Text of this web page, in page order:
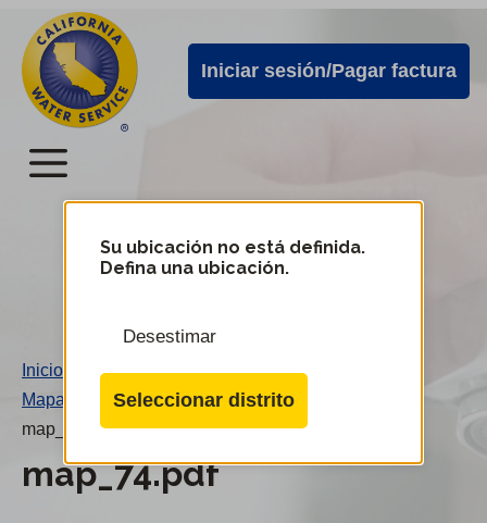
directamente
contenido
principal
Alertas
de
Cal
Water
Iniciar sesión/Pagar factura
Menú
Menú
servicio
de
Cal
Water
Su ubicación no está definida.
Defina una ubicación.
Desestimar
Seleccionar distrito
Inicio
Mapa 74
map_74.pdf
map_74.pdf